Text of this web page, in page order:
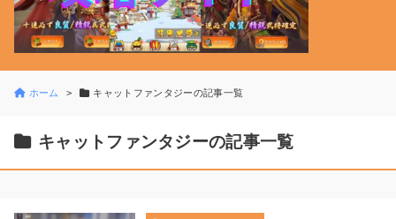
ホーム キャットファンタジーの記事一覧
キャットファンタジーの記事一覧